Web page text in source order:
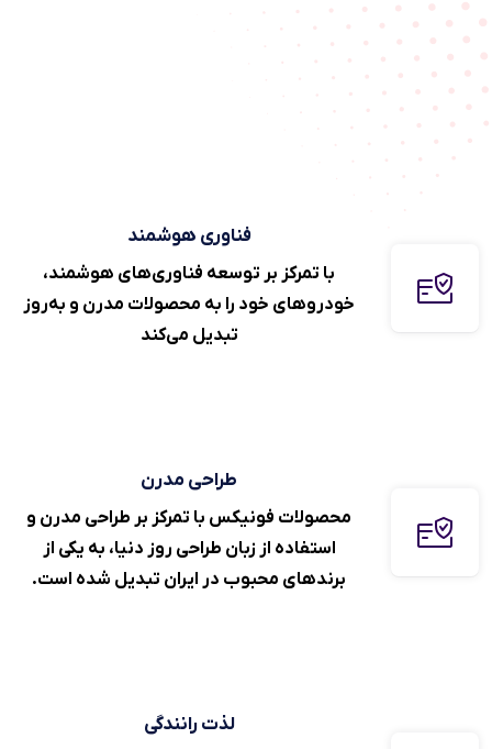
فناوری هوشمند
با تمرکز بر توسعه فناوری‌های هوشمند،
خودرو‌های خود را به محصولات مدرن و به‌روز
تبدیل می‌کند
طراحی مدرن
محصولات فونیکس با تمرکز بر طراحی مدرن و
استفاده از زبان طراحی روز دنیا، به یکی از
برند‌های محبوب در ایران تبدیل شده است.
لذت رانندگی